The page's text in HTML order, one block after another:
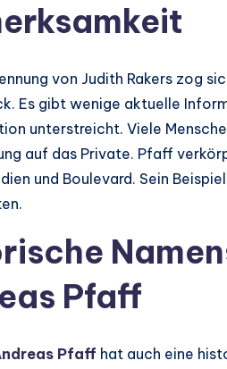
von Judith Rakers zog
Es gibt wenige aktuelle
unterstreicht. Viele
auf das Private. Pfaff
und Boulevard. Sein
Pfaff
Pfaff hat auch eine